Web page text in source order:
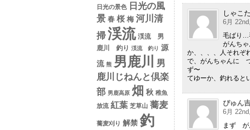
日光の景色
日光の風
景 春 桜 梅 河川清
掃渓流 渓流 男
鹿川 釣り 渓流 釣り 源
流 熊 男鹿川
男
鹿川じねんと倶楽
部 男鹿高原 畑 秋 稚魚
放流 紅葉 芝草山 蕎麦
蕎麦刈り 解禁 釣
しゃこ
6月
毛ばり
がんち
か、、、、人それぞ
で、がんちゃんに
ず〜
てゆーか、釣れると
ぴゅん
6月
まず が